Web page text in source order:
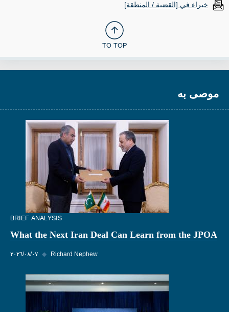
خبراء في [القضية / المنطقة]
TO TOP
موصى به
BRIEF ANALYSIS
What the Next Iran Deal Can Learn from the JPOA
٠٧‏/٠٨‏/٢٠٢٦ ◆ Richard Nephew